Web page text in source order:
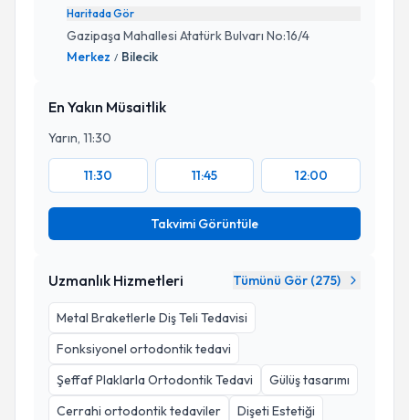
Haritada Gör
Gazipaşa Mahallesi Atatürk Bulvarı No:16/4
Merkez / Bilecik
En Yakın Müsaitlik
Yarın, 11:30
11:30 11:45 12:00
Takvimi Görüntüle
Uzmanlık Hizmetleri Tümünü Gör (275)
Metal Braketlerle Diş Teli Tedavisi
Fonksiyonel ortodontik tedavi
Şeffaf Plaklarla Ortodontik Tedavi
Gülüş tasarımı
Cerrahi ortodontik tedaviler
Dişeti Estetiği